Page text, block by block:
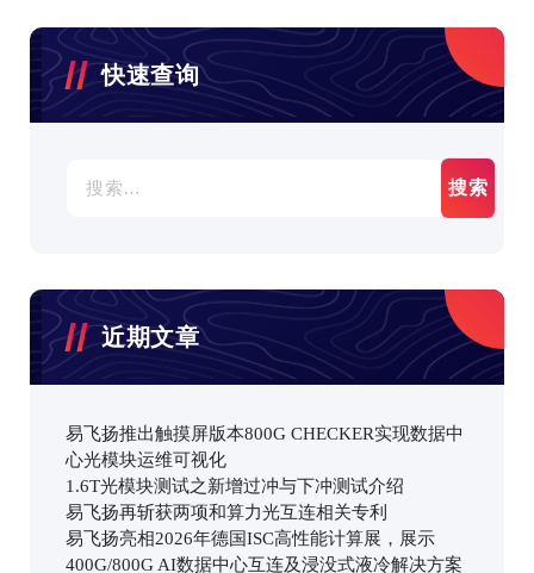
快速查询
索：
近期文章
易飞扬推出触摸屏版本800G CHECKER实现数据中
心光模块运维可视化
1.6T光模块测试之新增过冲与下冲测试介绍
易飞扬再斩获两项和算力光互连相关专利
易飞扬亮相2026年德国ISC高性能计算展，展示
400G/800G AI数据中心互连及浸没式液冷解决方案